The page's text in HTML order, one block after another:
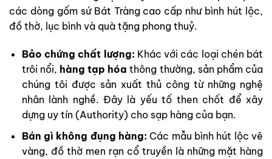
các dòng gốm sứ Bát Tràng cao cấp như bình hút lộc,
đồ thờ, lục bình và quà tặng phong thuỷ.
Bảo chứng chất lượng: Khác với các loại chén bát
trôi nổi, hàng tạp hóa thông thường, sản phẩm của
chúng tôi được sản xuất thủ công từ những nghệ
nhân lành nghề. Đây là yếu tố then chốt để xây
dựng uy tín (Authority) cho sạp hàng của bạn.
Bán gì không đụng hàng: Các mẫu bình hút lộc vẽ
vàng, đồ thờ men rạn cổ truyền là những mặt hàng